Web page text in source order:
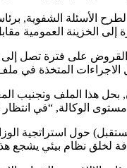
الأسئلة الشفوية,
الخزينة العمومية
المتخذة في
بحل هذا الملف وتجنيب
الوكالة, “في انتظار
حول استراتجية
نظام بيئي يشجع هذا